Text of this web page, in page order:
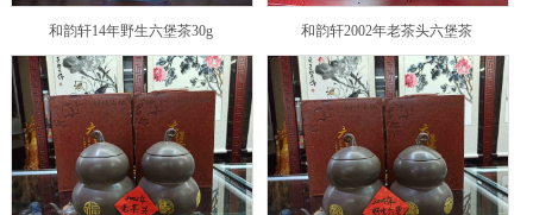
和韵轩14年野生六堡茶30g 和韵轩2002年老茶头六堡茶